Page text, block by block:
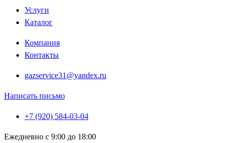
Услуги
Каталог
Компания
Контакты
gazservice31@yandex.ru
Написать письмо
+7 (920) 584-03-04
Ежедневно с 9:00 до 18:00